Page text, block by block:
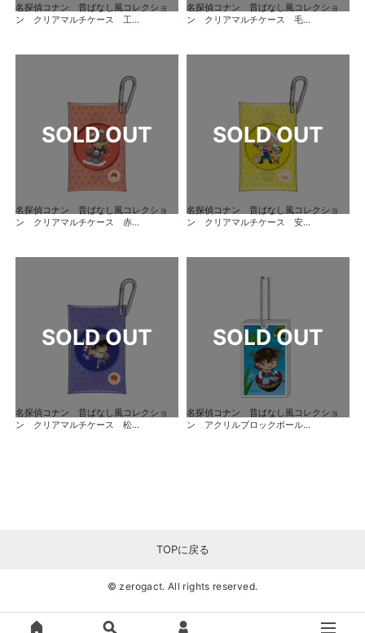
名探偵コナン 昔ばなし風コレクショ
ン クリアマルチケース 工...
名探偵コナン 昔ばなし風コレクショ
ン クリアマルチケース 毛...
名探偵コナン 昔ばなし風コレクショ
ン クリアマルチケース 赤...
名探偵コナン 昔ばなし風コレクショ
ン クリアマルチケース 安...
名探偵コナン 昔ばなし風コレクショ
ン クリアマルチケース 松...
名探偵コナン 昔ばなし風コレクショ
ン アクリルブロックボール...
TOPに戻る
© zerogact. All rights reserved.